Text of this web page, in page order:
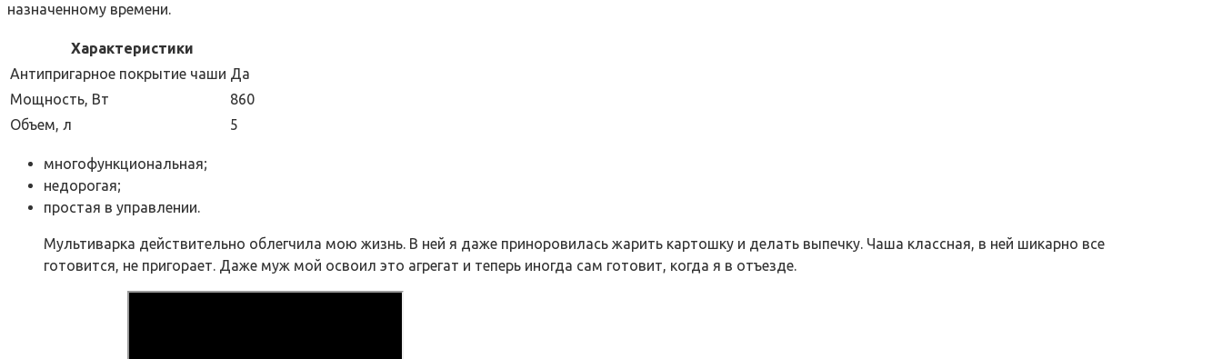
назначенному времени.
Характеристики
Антипригарное покрытие чаши Да
Мощность, Вт
860
Объем, л
5
многофункциональная;
недорогая;
простая в управлении.
Мультиварка действительно облегчила мою жизнь. В ней я даже приноровилась жарить картошку и делать выпечку. Чаша классная, в ней шикарно все
готовится, не пригорает. Даже муж мой освоил это агрегат и теперь иногда сам готовит, когда я в отъезде.